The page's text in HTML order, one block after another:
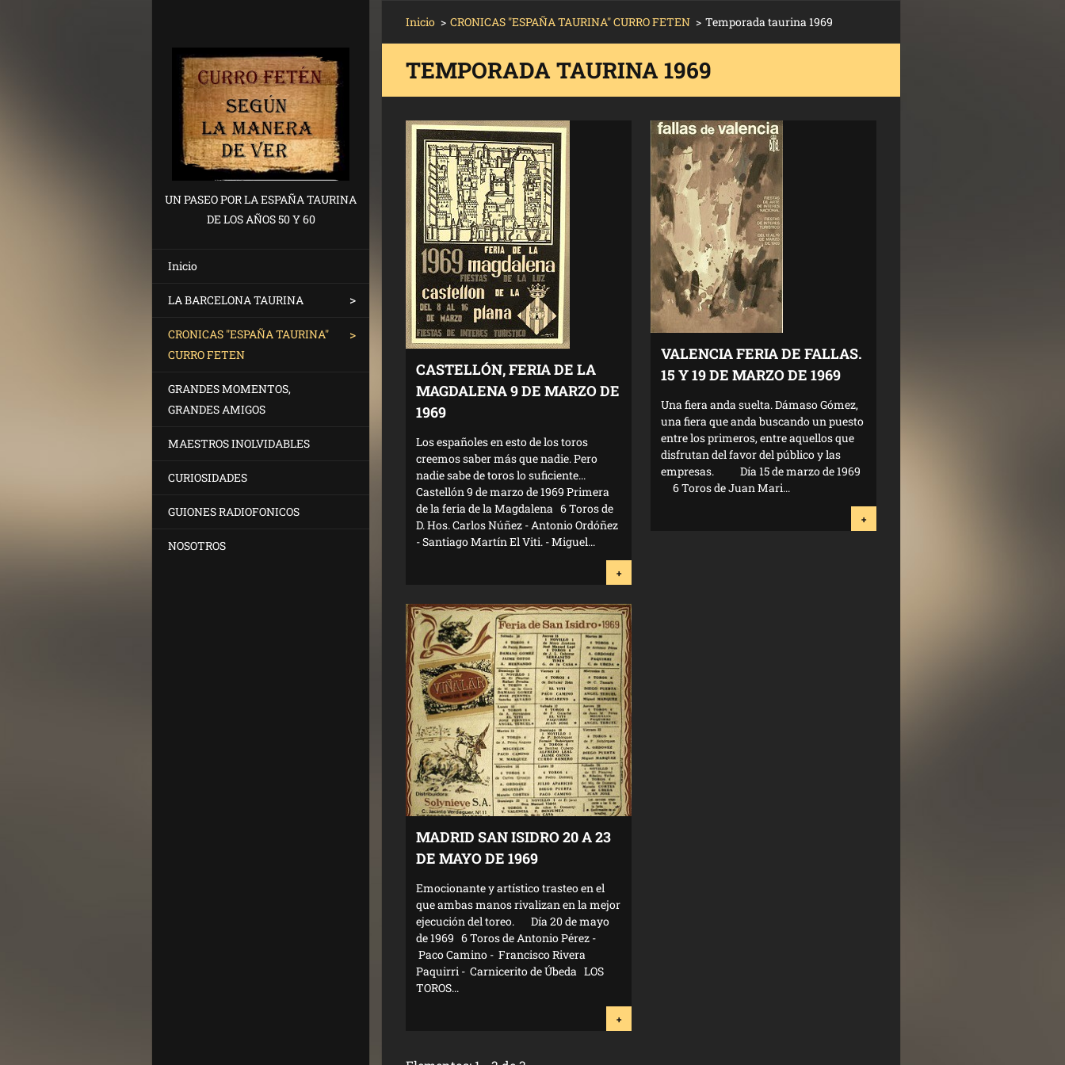
UN PASEO POR LA ESPAÑA TAURINA
DE LOS AÑOS 50 Y 60
Inicio
LA BARCELONA TAURINA
CRONICAS "ESPAÑA TAURINA"
CURRO FETEN
GRANDES MOMENTOS,
GRANDES AMIGOS
MAESTROS INOLVIDABLES
CURIOSIDADES
GUIONES RADIOFONICOS
NOSOTROS
Inicio > CRONICAS "ESPAÑA TAURINA" CURRO FETEN > Temporada taurina 1969
TEMPORADA TAURINA 1969
CASTELLÓN, FERIA DE LA
MAGDALENA 9 DE MARZO DE
1969
Los españoles en esto de los toros
creemos saber más que nadie. Pero
nadie sabe de toros lo suficiente...
Castellón 9 de marzo de 1969 Primera
de la feria de la Magdalena 6 Toros de
D. Hos. Carlos Núñez - Antonio Ordóñez
- Santiago Martín El Viti. - Miguel...
+
VALENCIA FERIA DE FALLAS.
15 Y 19 DE MARZO DE 1969
Una fiera anda suelta. Dámaso Gómez,
una fiera que anda buscando un puesto
entre los primeros, entre aquellos que
disfrutan del favor del público y las
empresas. Día 15 de marzo de 1969
6 Toros de Juan Mari...
+
MADRID SAN ISIDRO 20 A 23
DE MAYO DE 1969
Emocionante y artístico trasteo en el
que ambas manos rivalizan en la mejor
ejecución del toreo. Día 20 de mayo
de 1969 6 Toros de Antonio Pérez -
Paco Camino - Francisco Rivera
Paquirri - Carnicerito de Úbeda LOS
TOROS...
+